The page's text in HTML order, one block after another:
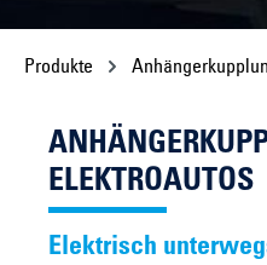
Produkte
ELEKTROAUTOS
Elektrisch